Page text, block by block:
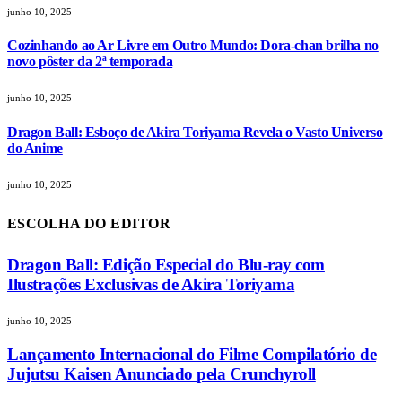
junho 10, 2025
Cozinhando ao Ar Livre em Outro Mundo: Dora-chan brilha no
novo pôster da 2ª temporada
junho 10, 2025
Dragon Ball: Esboço de Akira Toriyama Revela o Vasto Universo
do Anime
junho 10, 2025
ESCOLHA DO EDITOR
Dragon Ball: Edição Especial do Blu-ray com
Ilustrações Exclusivas de Akira Toriyama
junho 10, 2025
Lançamento Internacional do Filme Compilatório de
Jujutsu Kaisen Anunciado pela Crunchyroll